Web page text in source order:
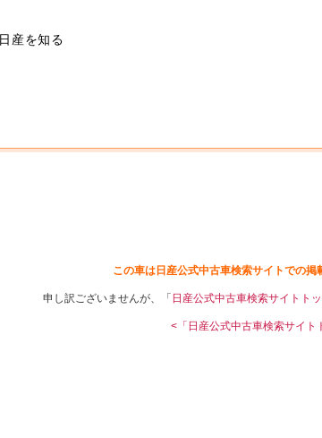
日産を知る
この車は日産公式中古車検索サイトでの掲
申し訳ございませんが、「 日産公式中古車検索サイトト
<「日産公式中古車検索サイト